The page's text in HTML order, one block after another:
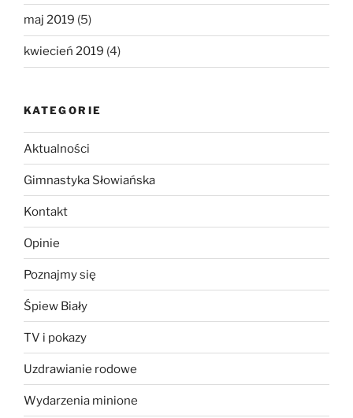
maj 2019 (5)
kwiecień 2019 (4)
KATEGORIE
Aktualności
Gimnastyka Słowiańska
Kontakt
Opinie
Poznajmy się
Śpiew Biały
TV i pokazy
Uzdrawianie rodowe
Wydarzenia minione